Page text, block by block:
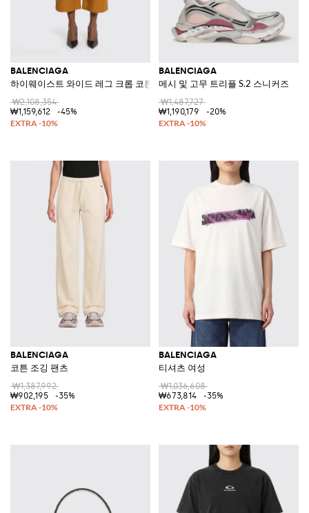
BALENCIAGA
하이웨이스트 와이드 레그 크롭 코튼 팬츠
₩2,108,354
₩1,159,612
-45%
BALENCIAGA
메시 및 고무 트리플 S.2 스니커즈
₩1,487,727
₩1,190,179
-20%
BALENCIAGA
코튼 조깅 팬츠
₩1,387,992
₩902,195
-35%
BALENCIAGA
티셔츠 여성
₩1,036,608
₩673,814
-35%